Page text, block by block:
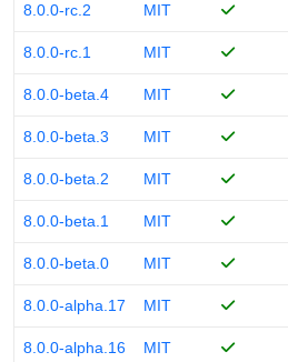
8.0.0-rc.2 MIT
8.0.0-rc.1 MIT
8.0.0-beta.4 MIT
8.0.0-beta.3 MIT
8.0.0-beta.2 MIT
8.0.0-beta.1 MIT
8.0.0-beta.0 MIT
8.0.0-alpha.17 MIT
8.0.0-alpha.16 MIT